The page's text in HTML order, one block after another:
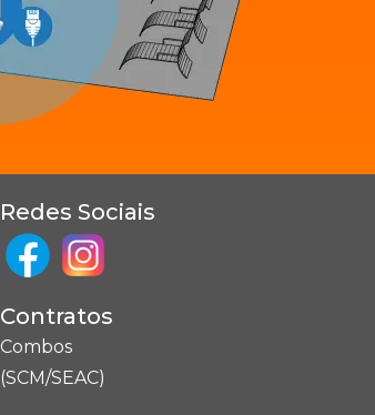
Redes Sociais
Contratos
Combos
(SCM/SEAC)